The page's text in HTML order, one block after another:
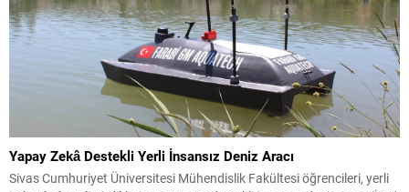
Yapay Zekâ Destekli Yerli İnsansız Deniz Aracı
Sivas Cumhuriyet Üniversitesi Mühendislik Fakültesi öğrencileri, yerli